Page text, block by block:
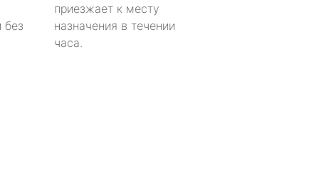
без
приезжает к месту
назначения в течении
часа.